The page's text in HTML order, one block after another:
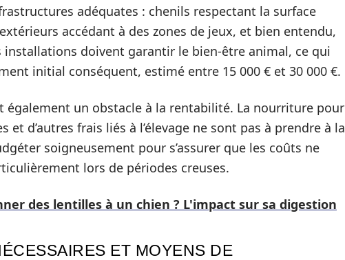
adéquates : chenils respectant la surface
accédant à des zones de jeux, et bien entendu,
installations doivent garantir le bien-être animal, ce qui
initial conséquent, estimé entre 15 000 € et 30 000 €.
également un obstacle à la rentabilité. La nourriture pour
et d’autres frais liés à l’élevage ne sont pas à prendre à la
soigneusement pour s’assurer que les coûts ne
lors de périodes creuses.
des lentilles à un chien ? L'impact sur sa digestion
ET MOYENS DE